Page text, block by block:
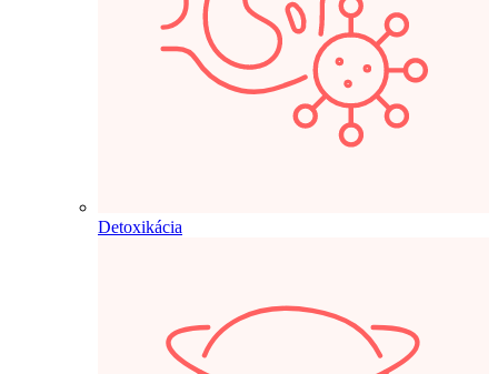
Detoxikácia